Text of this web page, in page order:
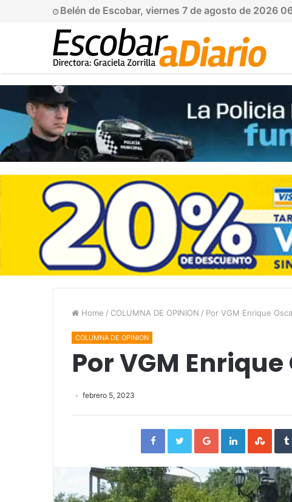
Belén de Escobar, viernes 7 de agosto de 2026
Home / COLUMNA DE OPINION / Por VGM Enrique
COLUMNA DE OPINION
Por VGM
febrero 5, 2023
FacebookTwitterGoogle+LinkedIn